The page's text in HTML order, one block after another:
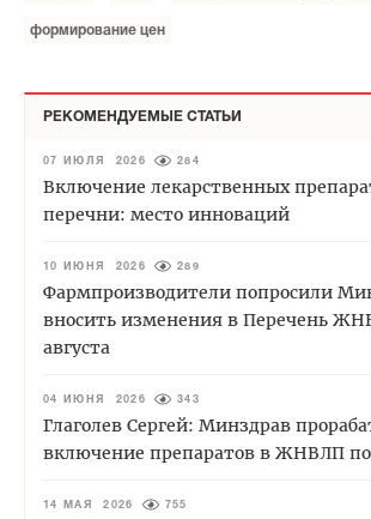
формирование цен
РЕКОМЕНДУЕМЫЕ СТАТЬИ
07 ИЮЛЯ 2026 284
Включение лекарственных
перечни: место инноваций
10 ИЮНЯ 2026 289
Фармпроизводители попросили
вносить изменения в Перечень
августа
04 ИЮНЯ 2026 343
Глаголев Сергей: Минздрав
включение препаратов в ЖНВЛП
14 МАЯ 2026 755